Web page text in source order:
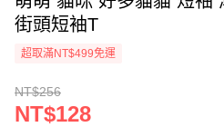
街頭短袖T
超取滿NT$499免運
NT$256
NT$128